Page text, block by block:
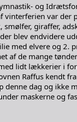
og
vinterferien var
smølfer, giraffer,
blev endvidere
med elvere og 2.
af de mange
lidt lækkerier i
Raffus kendt
denne dag og ikke
maskerne og